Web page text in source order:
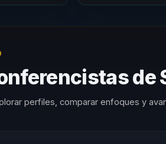
de
perfiles, comparar enfoques y